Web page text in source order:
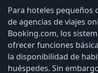
Para hoteles
de agencias de viajes
Booking.com, los
ofrecer funciones
la disponibilidad de
huéspedes. Sin